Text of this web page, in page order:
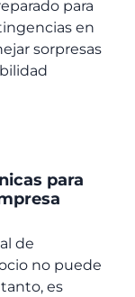
para
en
sorpresas
para
de
no puede
es